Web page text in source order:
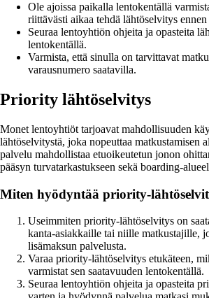
Ole ajoissa paikalla lentokentällä
riittävästi aikaa tehdä lähtöselvitys
Seuraa lentoyhtiön ohjeita ja opasteita
lentokentällä.
Varmista, että sinulla on tarvittavat
varausnumero saatavilla.
Priority lähtöselvitys
Monet lentoyhtiöt tarjoavat mahdollisuuden
lähtöselvitystä, joka nopeuttaa matkustamisen
palvelu mahdollistaa etuoikeutetun jonon
pääsyn turvatarkastukseen sekä boarding-
Miten hyödyntää priority-
Useimmiten priority-lähtöselvitys on
kanta-asiakkaille tai niille matkustajille,
lisämaksun palvelusta.
Varaa priority-lähtöselvitys etukäteen,
varmistat sen saatavuuden lentokentällä.
Seuraa lentoyhtiön ohjeita ja opasteita